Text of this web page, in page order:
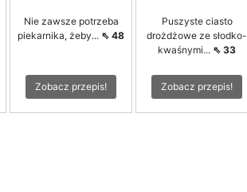
Nie zawsze potrzeba
piekarnika, żeby... ⇖ 48
Zobacz przepis!
Puszyste ciasto
drożdżowe ze słodko-
kwaśnymi... ⇖ 33
Zobacz przepis!